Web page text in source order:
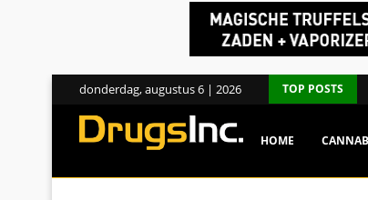
donderdag, augustus 6 | 2026 TOP POSTS
HOME